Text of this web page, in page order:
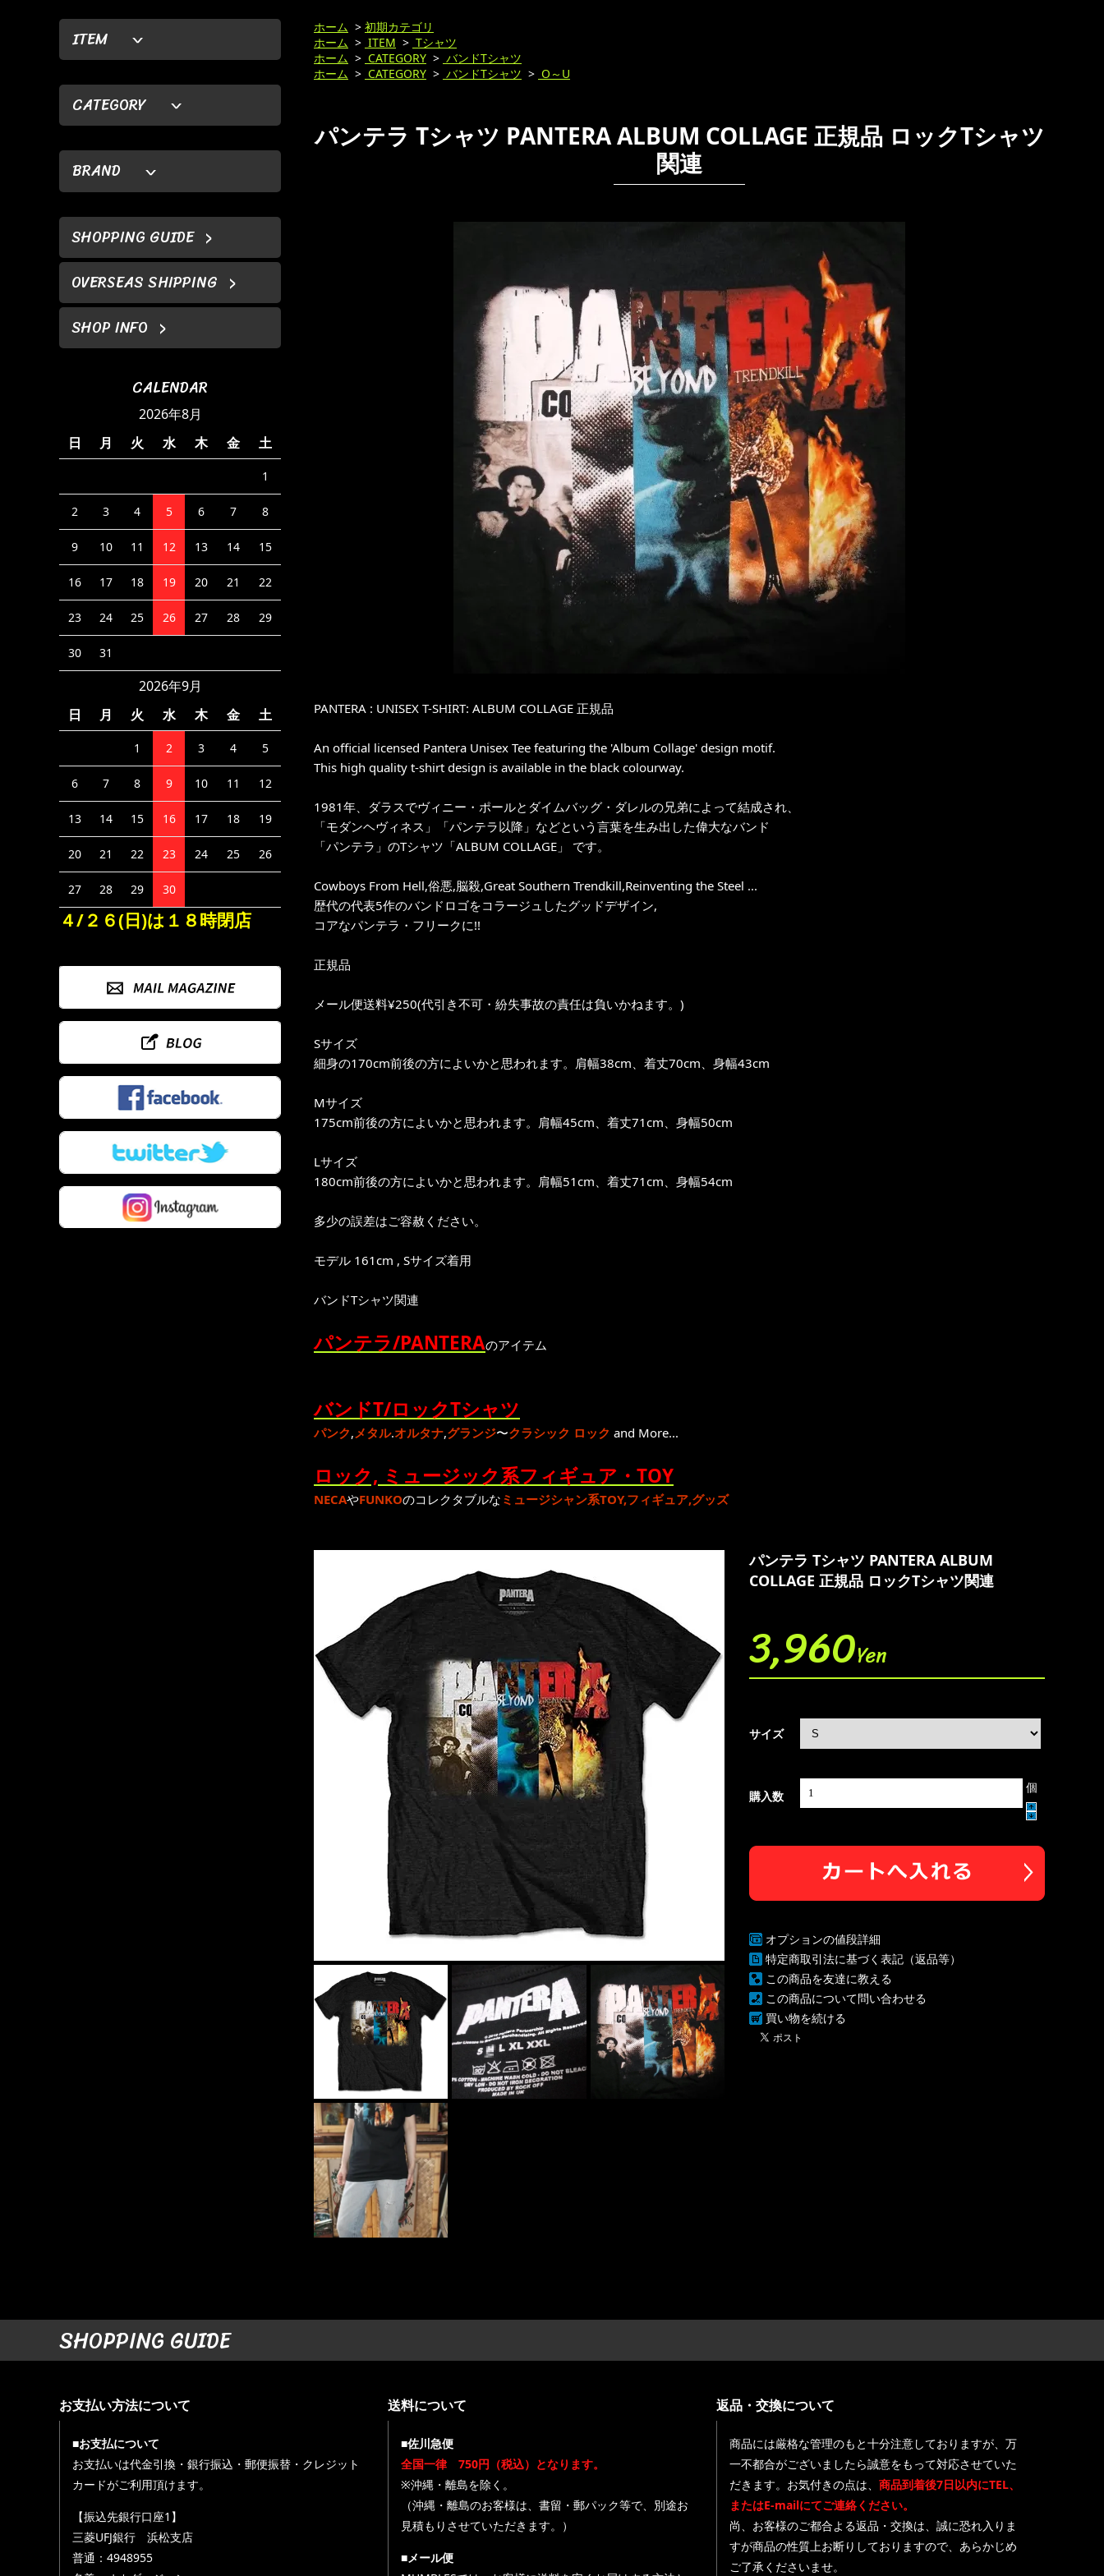
ITEM
CATEGORY
BRAND
SHOPPING GUIDE
OVERSEAS SHIPPING
SHOP INFO
CALENDAR
2026年8月
日
月 火 水 木 金 土
1
2 3 4 5 6 7 8
9 10 11 12 13 14 15
16 17 18 19 20 21 22
23 24 25 26 27 28 29
30 31
2026年9月
日
月 火 水 木 金 土
1 2 3 4 5
6 7 8 9 10 11 12
13 14 15 16 17 18 19
20 21 22 23 24 25 26
27 28 29 30
４/２６(日)は１８時閉店
ホーム > 初期カテゴリ
ホーム > ITEM > Tシャツ
ホーム > CATEGORY > バンドTシャツ
ホーム > CATEGORY > バンドTシャツ > O～U
パンテラ Tシャツ PANTERA ALBUM COLLAGE 正規品 ロックTシャツ
関連
PANTERA : UNISEX T-SHIRT: ALBUM COLLAGE 正規品
An official licensed Pantera Unisex Tee featuring the 'Album Collage' design motif.
This high quality t-shirt design is available in the black colourway.
1981年、ダラスでヴィニー・ポールとダイムバッグ・ダレルの兄弟によって結成され、
「モダンヘヴィネス」「パンテラ以降」などという言葉を生み出した偉大なバンド
「パンテラ」のTシャツ「ALBUM COLLAGE」 です。
Cowboys From Hell,俗悪,脳殺,Great Southern Trendkill,Reinventing the Steel ...
歴代の代表5作のバンドロゴをコラージュしたグッドデザイン,
コアなパンテラ・フリークに!!
正規品
メール便送料¥250(代引き不可・紛失事故の責任は負いかねます。)
Sサイズ
細身の170cm前後の方によいかと思われます。肩幅38cm、着丈70cm、身幅43cm
Mサイズ
175cm前後の方によいかと思われます。肩幅45cm、着丈71cm、身幅50cm
Lサイズ
180cm前後の方によいかと思われます。肩幅51cm、着丈71cm、身幅54cm
多少の誤差はご容赦ください。
モデル 161cm , Sサイズ着用
バンドTシャツ関連
パンテラ/PANTERAのアイテム
バンドT/ロックTシャツ
パンク,メタル.オルタナ,グランジ〜クラシック ロック and More...
ロック, ミュージック系フィギュア・TOY
NECAやFUNKOのコレクタブルな ミュージシャン系TOY,フィギュア,グッズ
パンテラ Tシャツ PANTERA ALBUM
COLLAGE 正規品 ロックTシャツ関連
3,960Yen
サイズ
購入数
個
オプションの値段詳細
特定商取引法に基づく表記（返品等）
この商品を友達に教える
この商品について問い合わせる
買い物を続ける
SHOPPING GUIDE
お支払い方法について
■お支払について
お支払いは代金引換・銀行振込・郵便振替・クレジット
カードがご利用頂けます。
【振込先銀行口座1】
三菱UFJ銀行 浜松支店
普通：4948955
送料について
■佐川急便
全国一律 750円（税込）となります。
※沖縄・離島を除く。
（沖縄・離島のお客様は、書留・郵パック等で、別途お
見積もりさせていただきます。）
■メール便
返品・交換について
商品には厳格な管理のもと十分注意しておりますが、万
一不都合がございましたら誠意をもって対応させていた
だきます。お気付きの点は、 商品到着後7日以内にTEL、
またはE-mailにてご連絡ください。
尚、お客様のご都合よる返品・交換は、誠に恐れ入りま
すが商品の性質上お断りしておりますので、あらかじめ
ご了承くださいませ。